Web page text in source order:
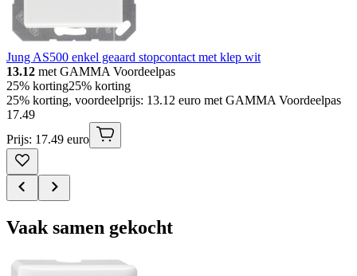
Jung AS500 enkel geaard stopcontact met klep wit
13.12 met GAMMA Voordeelpas
25% korting25% korting
25% korting, voordeelprijs: 13.12 euro met GAMMA Voordeelpas
17.49
Prijs: 17.49 euro
Vaak samen gekocht